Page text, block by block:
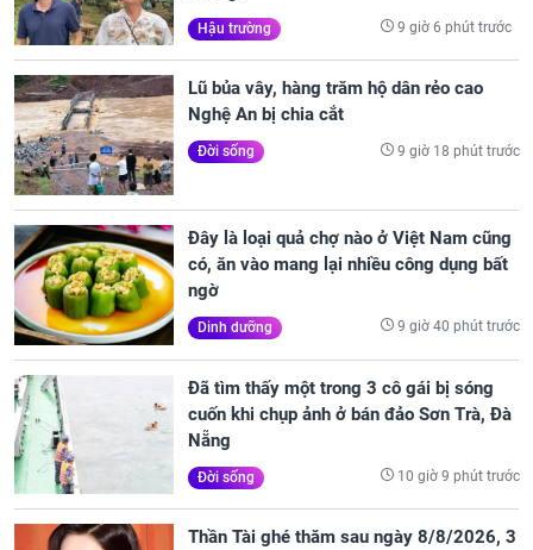
Hậu trường 9 giờ 6 phút trước
Lũ bủa vây, hàng trăm hộ dân rẻo cao
Nghệ An bị chia cắt
Đời sống 9 giờ 18 phút trước
Đây là loại quả chợ nào ở Việt Nam cũng
có, ăn vào mang lại nhiều công dụng bất
ngờ
Dinh dưỡng 9 giờ 40 phút trước
Đã tìm thấy một trong 3 cô gái bị sóng
cuốn khi chụp ảnh ở bán đảo Sơn Trà, Đà
Nẵng
Đời sống 10 giờ 9 phút trước
Thần Tài ghé thăm sau ngày 8/8/2026, 3